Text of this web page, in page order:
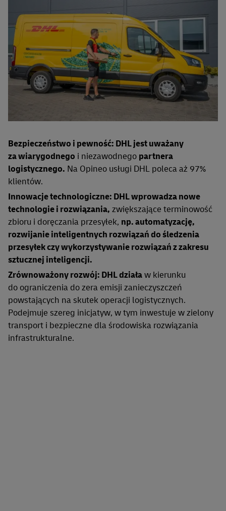
Bezpieczeństwo i pewność: DHL jest uważany
za wiarygodnego i niezawodnego partnera
logistycznego. Na Opineo usługi DHL poleca aż 97%
klientów.
Innowacje technologiczne: DHL wprowadza nowe
technologie i rozwiązania, zwiększające terminowość
zbioru i doręczania przesyłek, np. automatyzację,
rozwijanie inteligentnych rozwiązań do śledzenia
przesyłek czy wykorzystywanie rozwiązań z zakresu
sztucznej inteligencji.
Zrównoważony rozwój: DHL działaw kierunku
do ograniczenia do zera emisji zanieczyszczeń
powstających na skutek operacji logistycznych.
Podejmuje szereg inicjatyw, w tym inwestuje w zielony
transport i bezpieczne dla środowiska rozwiązania
infrastrukturalne.